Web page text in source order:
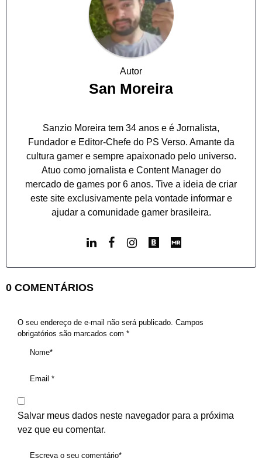
Autor
San Moreira
Sanzio Moreira tem 34 anos e é Jornalista,
Fundador e Editor-Chefe do PS Verso. Amante da
cultura gamer e sempre apaixonado pelo universo.
Atuo como jornalista e Content Manager do
mercado de games por 6 anos. Tive a ideia de criar
este site exclusivamente pela vontade informar e
ajudar a comunidade gamer brasileira.
0 COMENTÁRIOS
O seu endereço de e-mail não será publicado. Campos
obrigatórios são marcados com *
Salvar meus dados neste navegador para a próxima
vez que eu comentar.